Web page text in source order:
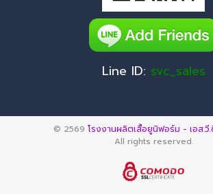
Line ID: svc_sales
© 2569 โรงงานผลิตเสื้อยูนิฟอร์ม - เอส.วี
All rights reserved.